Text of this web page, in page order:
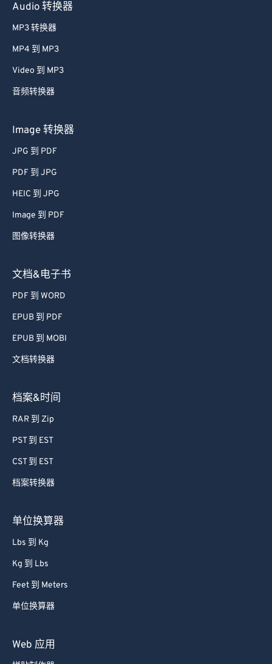
Audio 转换器
MP3 转换器
MP4 到 MP3
Video 到 MP3
音频转换器
Image 转换器
JPG 到 PDF
PDF 到 JPG
HEIC 到 JPG
Image 到 PDF
图像转换器
文档&电子书
PDF 到 WORD
EPUB 到 PDF
EPUB 到 MOBI
文档转换器
档案&时间
RAR 到 Zip
PST 到 EST
CST 到 EST
档案转换器
单位换算器
Lbs 到 Kg
Kg 到 Lbs
Feet 到 Meters
单位换算器
Web 应用